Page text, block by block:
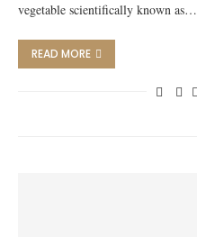
vegetable scientifically known as…
READ MORE